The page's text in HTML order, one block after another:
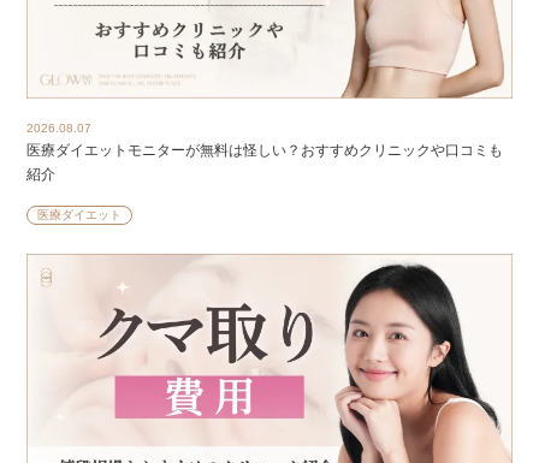
2026.08.07
医療ダイエットモニターが無料は怪しい？おすすめクリニックや口コミも
紹介
医療ダイエット